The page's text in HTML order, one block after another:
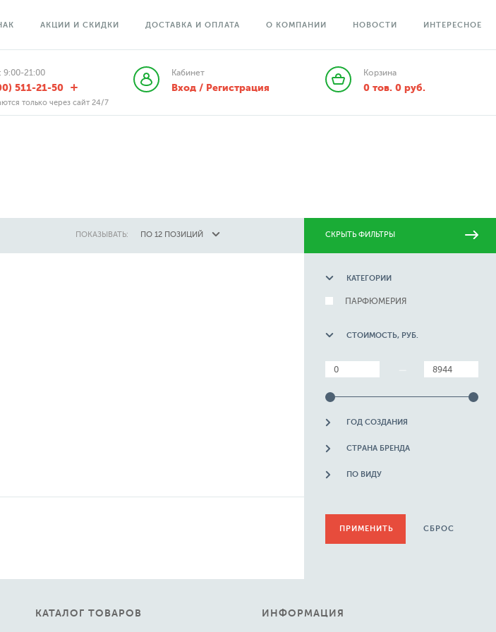
АКЦИИ И СКИДКИ ДОСТАВКА И ОПЛАТА О КОМПАНИИ НОВОСТИ ИНТЕРЕСНОЕ
9:00-21:00
511-21-50
только через сайт 24/7
Кабинет
Вход / Регистрация
Корзина
0 тов. 0руб.
ПОКАЗЫВАТЬ: ПО 12 ПОЗИЦИЙ СКРЫТЬ ФИЛЬТРЫ
КАТЕГОРИИ
ПАРФЮМЕРИЯ
СТОИМОСТЬ, РУБ.
ГОД СОЗДАНИЯ
СТРАНА БРЕНДА
ПО ВИДУ
СБРОС
КАТАЛОГ ТОВАРОВ ИНФОРМАЦИЯ